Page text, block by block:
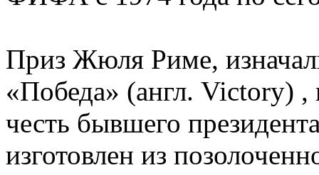
Приз Жюля Риме,
«Победа» (англ. Victory) ,
честь бывшего
изготовлен из